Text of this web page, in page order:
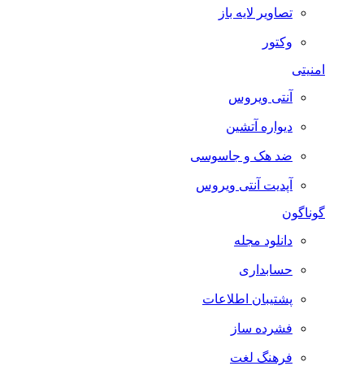
تصاویر لایه باز
وکتور
امنیتی
آنتی ویروس
دیواره آتشین
ضد هک و جاسوسی
آپدیت آنتی ویروس
گوناگون
دانلود مجله
حسابداری
پشتیبان اطلاعات
فشرده ساز
فرهنگ لغت